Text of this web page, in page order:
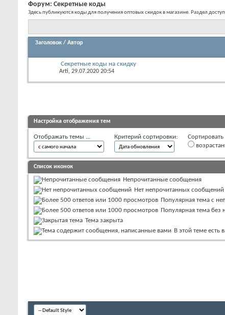
Форум: Секретные коды
Здесь публикуются коды для получения оптовых скидок в магазине. Раздел
Заголовок / Автор
Секретные коды на скидку
Arti, 29.07.2020 20:54
Настройка отображения тем
Отображать темы ... Критерий сортировки:
Список иконок
Непрочитанные сообщения
Нет непрочитанных сообщений
Популярная тема с
Популярная тема без
Тема закрыта
В этой теме есть